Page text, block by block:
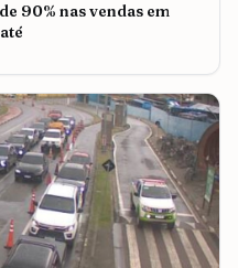
90% nas vendas em